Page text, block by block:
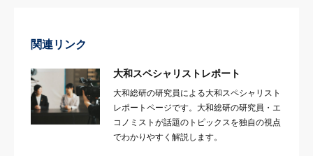
関連リンク
大和スペシャリストレポート
大和総研の研究員による大和スペシャリスト
レポートページです。大和総研の研究員・エ
コノミストが話題のトピックスを独自の視点
でわかりやすく解説します。